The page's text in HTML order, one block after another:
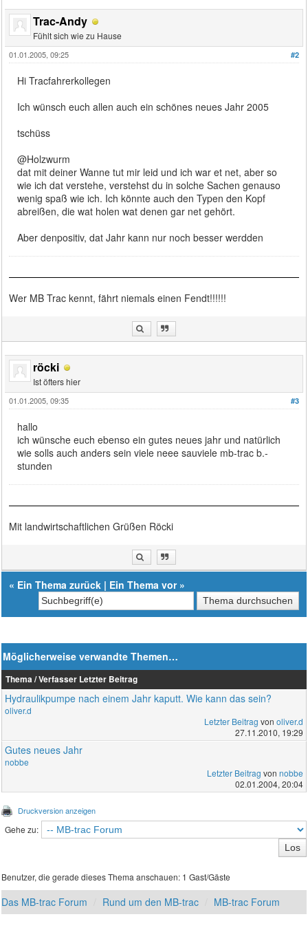
Trac-Andy
Fühlt sich wie zu Hause
#2
01.01.2005, 09:25
Hi Tracfahrerkollegen
Ich wünsch euch allen auch ein schönes neues Jahr 2005
tschüss
@Holzwurm
dat mit deiner Wanne tut mir leid und ich war et net, aber so
wie ich dat verstehe, verstehst du in solche Sachen genauso
wenig spaß wie ich. Ich könnte auch den Typen den Kopf
abreißen, die wat holen wat denen gar net gehört.
Aber denpositiv, dat Jahr kann nur noch besser werdden
Wer MB Trac kennt, fährt niemals einen Fendt!!!!!!
röcki
Ist öfters hier
#3
01.01.2005, 09:35
hallo
ich wünsche euch ebenso ein gutes neues jahr und natürlich
wie solls auch anders sein viele neee sauviele mb-trac b.-
stunden
Mit landwirtschaftlichen Grüßen Röcki
« Ein Thema zurück | Ein Thema vor»
Möglicherweise verwandte Themen…
Thema / Verfasser Letzter Beitrag
Hydraulikpumpe nach einem Jahr kaputt. Wie kann das sein?
oliver.d
Letzter Beitrag von oliver.d
27.11.2010, 19:29
Gutes neues Jahr
nobbe
Letzter Beitrag von nobbe
02.01.2004, 20:04
Druckversion anzeigen
Gehe zu:
Benutzer, die gerade dieses Thema anschauen: 1 Gast/Gäste
Das MB-trac Forum Rund um den MB-trac MB-trac Forum